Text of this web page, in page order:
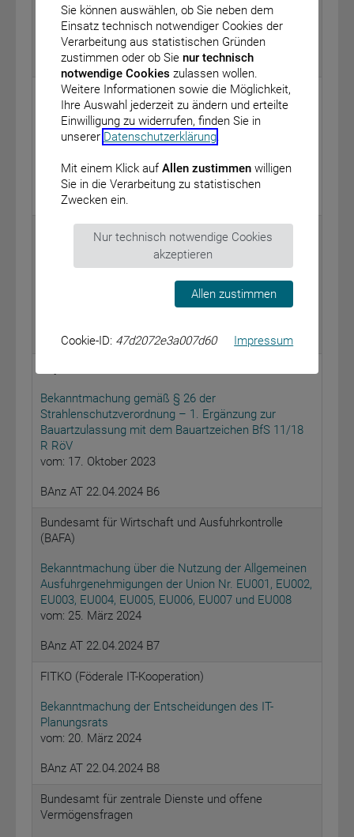
Bundesrepublik Deutschland am 9. Juni 2024
vom: 22. April 2024
BAnz AT 22.04.2024 B3
Physikalisch-Technische Bundesanstalt
Bekanntmachung gemäß § 26 der
Strahlenschutzverordnung – Bauartzulassung mit
vom: 17. Oktober 2023
BAnz AT 22.04.2024 B4
Physikalisch-Technische Bundesanstalt
Bekanntmachung gemäß § 26 der
dem Bauartzeichen PTB 26/23 T StrlSchG
BAnz AT 22.04.2024 B5
Bekanntmachung gemäß § 26 der
Strahlenschutzverordnung – 1. Ergänzung zur
Bauartzulassung mit dem Bauartzeichen BfS 11/18
R RöV
vom: 17. Oktober 2023
BAnz AT 22.04.2024 B6
Bundesamt für Wirtschaft und Ausfuhrkontrolle
(BAFA)
Bekanntmachung über die Nutzung der Allgemeinen
Ausfuhrgenehmigungen der Union Nr. EU001, EU002,
EU003, EU004, EU005, EU006, EU007 und EU008
vom: 25. März 2024
BAnz AT 22.04.2024 B7
FITKO (Föderale IT-Kooperation)
Bekanntmachung der Entscheidungen des IT-
Planungsrats
vom: 20. März 2024
BAnz AT 22.04.2024 B8
Bundesamt für zentrale Dienste und offene
Vermögensfragen
Sie können auswählen, ob Sie neben dem
Einsatz technisch notwendiger Cookies der
Verarbeitung aus statistischen Gründen
zustimmen oder ob Sie nur technisch
notwendige Cookies zulassen wollen.
Weitere Informationen sowie die Möglichkeit,
Ihre Auswahl jederzeit zu ändern und erteilte
Einwilligung zu widerrufen, finden Sie in
unserer Datenschutzerklärung.
Mit einem Klick auf Allen zustimmenwilligen
Sie in die Verarbeitung zu statistischen
Zwecken ein.
Nur technisch notwendige Cookies
akzeptieren
Allen zustimmen
Cookie-ID: 47d2072e3a007d60 Impressum